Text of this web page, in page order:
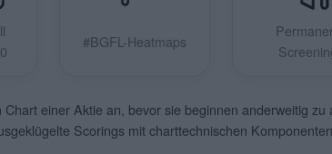
#BGFL-Heatmaps
einer Aktie an, bevor sie beginnen anderweitig
Scorings mit charttechnischen